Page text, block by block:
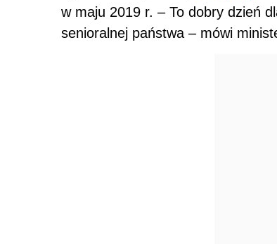
w maju 2019 r. – To dobry dzień
senioralnej państwa – mówi